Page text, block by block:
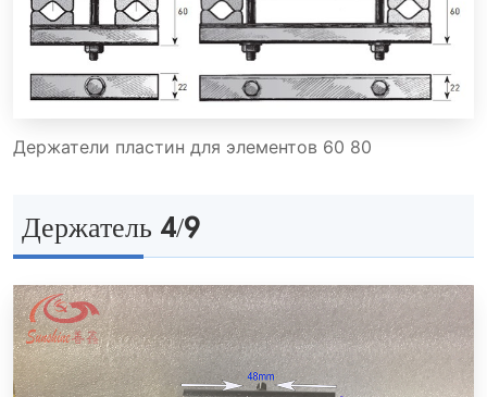
Держатели пластин для элементов 60 80
Держатель 4/9